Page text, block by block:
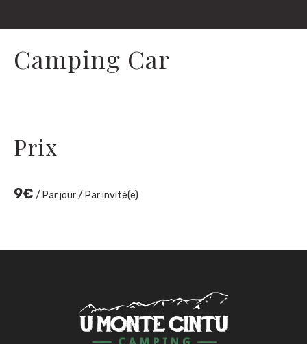
Camping Car
Prix
9€ / Par jour / Par invité(e)